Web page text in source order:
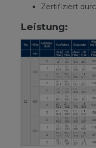
Zertifiziert
Leistung: